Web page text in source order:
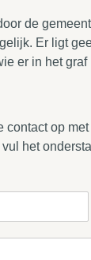
de
Er ligt
er in het
contact op
het